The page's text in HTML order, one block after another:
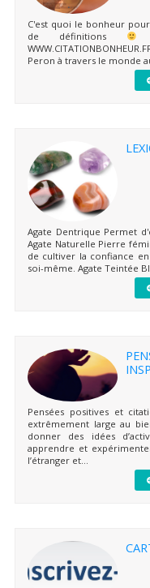
C'est quoi le bonheur
de définitions
Peron à travers le monde
Agate Dentrique Permet
Agate Naturelle Pierre
de cultiver la confiance
soi-même. Agate Teintée
Pensées positives et
extrêmement large au
donner des idées
apprendre et
l’étranger et...